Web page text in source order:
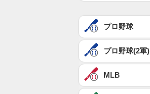
プロ野球
プロ野球(2軍)
MLB